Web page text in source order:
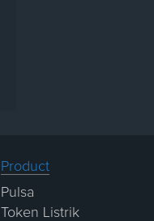
Product
Pulsa
Token Listrik